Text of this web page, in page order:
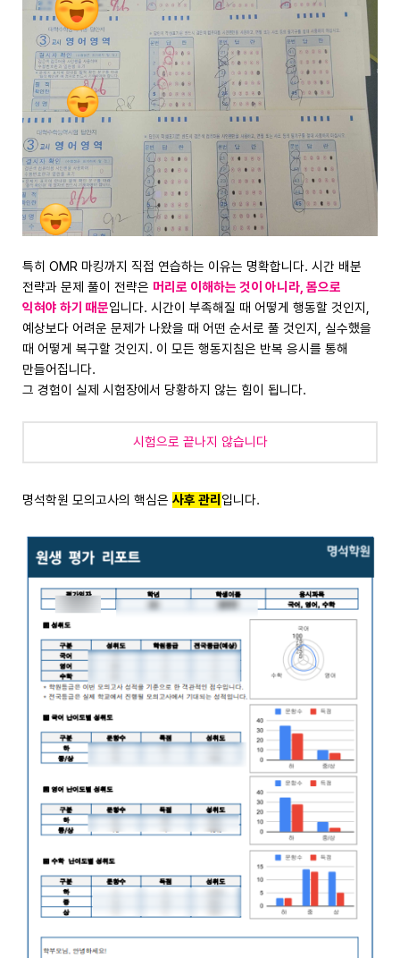
특히 OMR 마킹까지 직접 연습하는 이유는 명확합니다. 시간 배분
전략과 문제 풀이 전략은 머리로 이해하는 것이 아니라, 몸으로
익혀야 하기 때문입니다. 시간이 부족해질 때 어떻게 행동할 것인지,
예상보다 어려운 문제가 나왔을 때 어떤 순서로 풀 것인지, 실수했을
때 어떻게 복구할 것인지. 이 모든 행동지침은 반복 응시를 통해
만들어집니다.
그 경험이 실제 시험장에서 당황하지 않는 힘이 됩니다.
시험으로 끝나지 않습니다
명석학원 모의고사의 핵심은 사후 관리 입니다.